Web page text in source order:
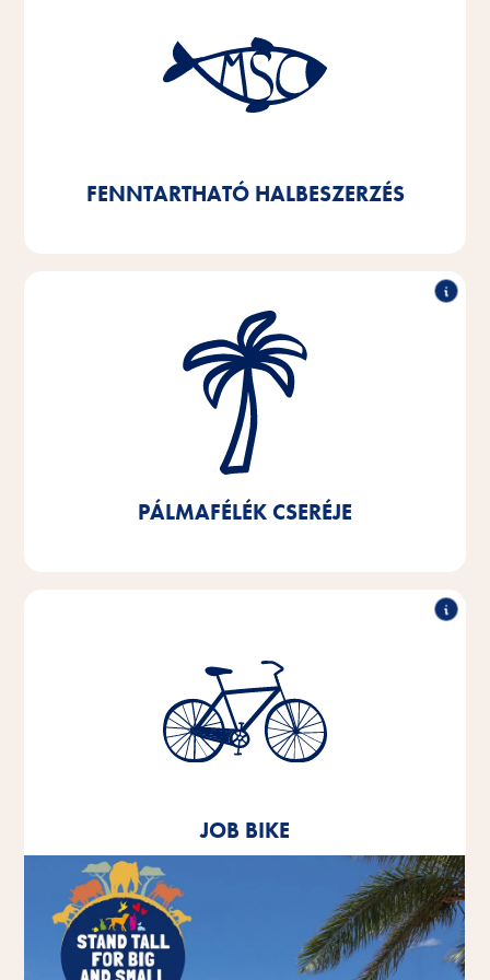
FENNTARTHATÓ HALBESZERZÉS
A halak fenntartható beszerzése
2025-re célunk, hogy a termékeinkben felhasznált
halak és hal melléktermékek 100%-át MSC vagy
PÁLMAFÉLÉK CSERÉJE
Pálmafélék helyettesítése
Keményen dolgozunk a pálmaolaj és a pálmamagzsír
teljes kiiktatásán. Azt a kevés pálmaolajat, amit még
használunk, RSPO tanúsítvánnyal rendelkező
forrásból szerezzük be.
JOB BIKE
Job bike
2020 óta minden munkavállalónknak lehetőséget
biztosítunk egy céges kerékpár lízingelésére.